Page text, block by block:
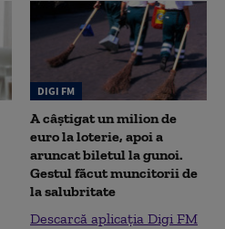
DIGI FM
A câștigat un milion de
euro la loterie, apoi a
aruncat biletul la gunoi.
Gestul făcut muncitorii de
la salubritate
Descarcă aplicația Digi FM